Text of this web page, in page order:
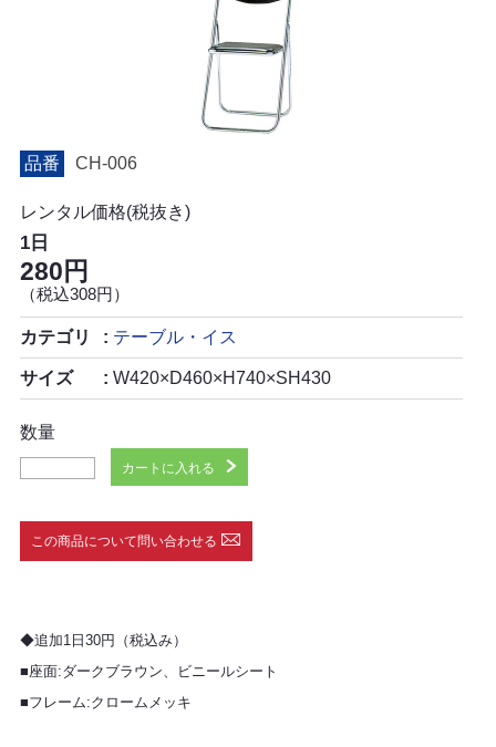
品番 CH-006
レンタル価格(税抜き)
1日
280円
（税込308円）
カテゴリ テーブル・イス
サイズ W420×D460×H740×SH430
数量
カートに入れる
この商品について問い合わせる
◆追加1日30円（税込み）
■座面:ダークブラウン、ビニールシート
■フレーム:クロームメッキ